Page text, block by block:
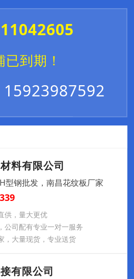
已到期！
15923987592
料有限公司
型钢批发，南昌花纹板厂家
供，量大更优
公司配有专业一对一服务
，大量现货，专业送货
有限公司